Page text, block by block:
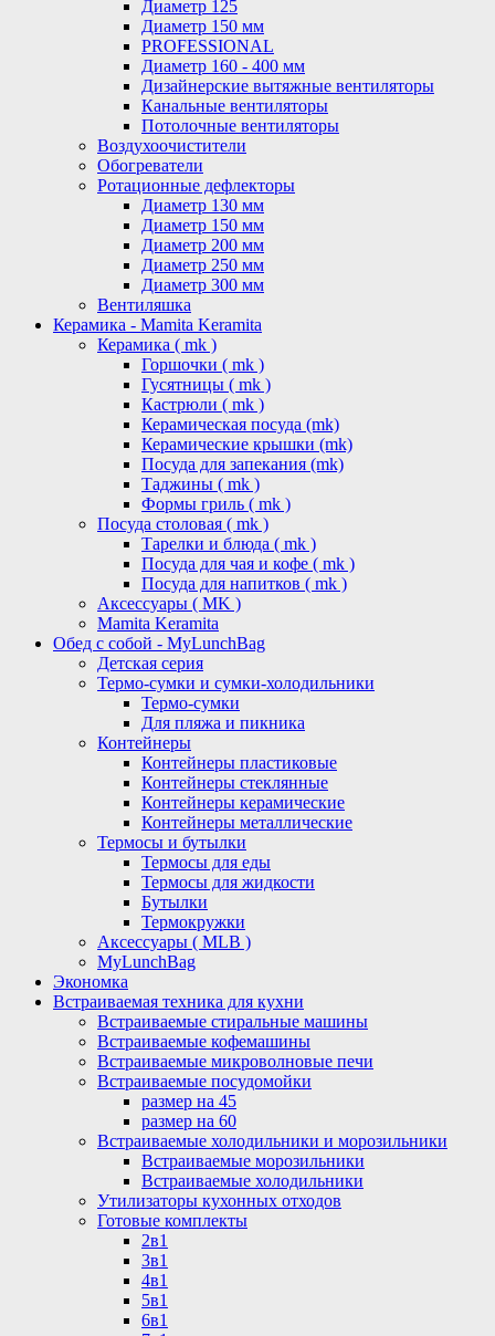
Диаметр 125
Диаметр 150 мм
PROFESSIONAL
Диаметр 160 - 400 мм
Дизайнерские вытяжные вентиляторы
Канальные вентиляторы
Потолочные вентиляторы
Воздухоочистители
Обогреватели
Ротационные дефлекторы
Диаметр 130 мм
Диаметр 150 мм
Диаметр 200 мм
Диаметр 250 мм
Диаметр 300 мм
Вентиляшка
Керамика - Mamita Keramita
Керамика ( mk )
Горшочки ( mk )
Гусятницы ( mk )
Кастрюли ( mk )
Керамическая посуда (mk)
Керамические крышки (mk)
Посуда для запекания (mk)
Таджины ( mk )
Формы гриль ( mk )
Посуда столовая ( mk )
Тарелки и блюда ( mk )
Посуда для чая и кофе ( mk )
Посуда для напитков ( mk )
Аксессуары ( MK )
Mamita Keramita
Обед с собой - MyLunchBag
Детская серия
Термо-сумки и сумки-холодильники
Термо-сумки
Для пляжа и пикника
Контейнеры
Контейнеры пластиковые
Контейнеры стеклянные
Контейнеры керамические
Контейнеры металлические
Термосы и бутылки
Термосы для еды
Термосы для жидкости
Бутылки
Термокружки
Аксессуары ( MLB )
MyLunchBag
Экономка
Встраиваемая техника для кухни
Встраиваемые стиральные машины
Встраиваемые кофемашины
Встраиваемые микроволновые печи
Встраиваемые посудомойки
размер на 45
размер на 60
Встраиваемые холодильники и морозильники
Встраиваемые морозильники
Встраиваемые холодильники
Утилизаторы кухонных отходов
Готовые комплекты
2в1
3в1
4в1
5в1
6в1